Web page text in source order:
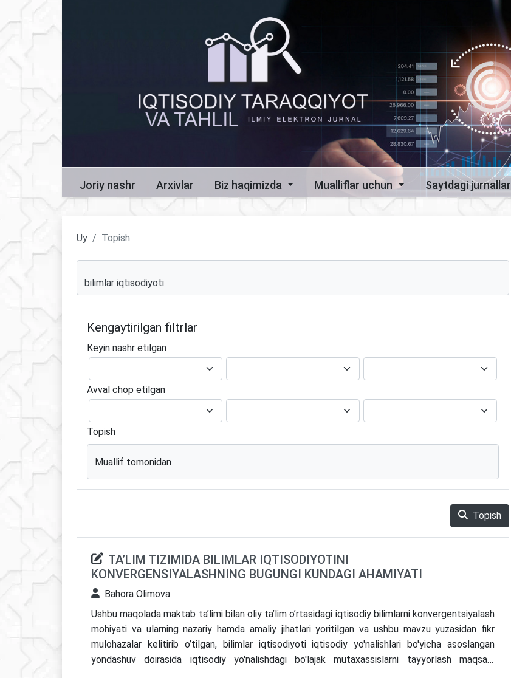
Joriy nashr Arxivlar Biz haqimizda Mualliflar uchun Saytdagi jurnallar
Uy Topish
Kengaytirilgan filtrlar
Keyin nashr etilgan
Avval chop etilgan
Topish
Muallif tomonidan
Topish
TA’LIM TIZIMIDA BILIMLAR IQTISODIYOTINI
KONVERGENSIYALASHNING BUGUNGI KUNDAGI AHAMIYATI
Bahora Olimova
Ushbu maqolada maktab ta’limi bilan oliy ta’lim o’rtasidagi iqtisodiy bilimlarni konvergentsiyalash
mohiyati va ularning nazariy hamda amaliy jihatlari yoritilgan va ushbu mavzu yuzasidan fikr
mulohazalar kelitirib o’tilgan, bilimlar iqtisodiyoti iqtisodiy yo'nalishlari bo'yicha asoslangan
yondashuv doirasida iqtisodiy yo'nalishdagi bo'lajak mutaxassislarni tayyorlash maqsadi